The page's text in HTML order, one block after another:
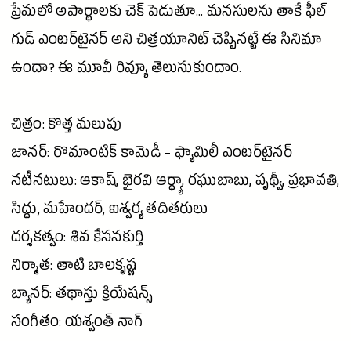
ప్రేమలో అపార్థాలకుచెక్ పెడుతూ... మనసులను తాకే ఫీల్
గుడ్ ఎంటర్‌టైనర్ అని చిత్ర‌యూనిట్ చెప్పిన‌ట్టే ఈ సినిమా
ఉందా? ఈ మూవీ రివ్యూ తెలుసుకుందాం.
చిత్రం: కొత్త మలుపు
జానర్: రొమాంటిక్కామెడీ– ఫ్యామిలీ ఎంటర్‌టైనర్
నటీనటులు:ఆకాష్, భైరవి ఆర్థ్యా, రఘుబాబు,పృథ్వీ, ప్రభావతి,
సిద్ధు, మహేందర్,ఐశ్వర్యతదితరులు
దర్శకత్వం: శివ కేసనకుర్తి
నిర్మాత: తాటి బాలకృష్ణ
బ్యానర్: తథాస్తు క్రియేషన్స్
సంగీతం: యశ్వంత్ నాగ్